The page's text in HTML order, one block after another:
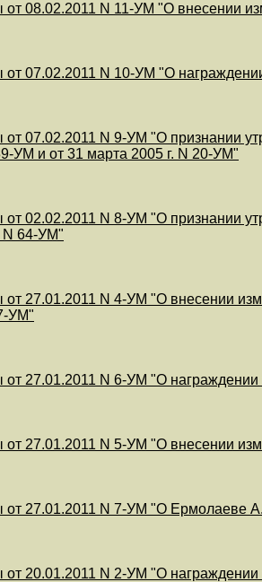
от 08.02.2011 N 11-УМ "О внесении
07.02.2011 N 10-УМ "О
07.02.2011 N 9-УМ "О признании
УМ и от 31 марта 2005 г. N 20-УМ"
02.02.2011 N 8-УМ "О признании
N 64-УМ"
27.01.2011 N 4-УМ "О внесении
УМ"
27.01.2011 N 6-УМ "О
от 27.01.2011 N 5-УМ "О внесении
от 27.01.2011 N 7-УМ "О Ермолаеве
20.01.2011 N 2-УМ "О